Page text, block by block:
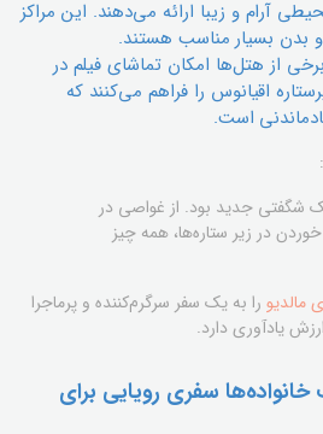
آرام و زیبا ارائه می‌دهند. این مراکز
بدن بسیار مناسب هستند.
برخی از هتل‌ها امکان تماشای فیلم در
اقیانوس را فراهم می‌کنند که
است.
شگفتی جدید بود. از غواصی در
در زیر ستاره‌ها، همه چیز
مالدیو را به یک سفر سرگرم‌کننده و پرماجرا
یادآوری دارد.
سفری رویایی برای